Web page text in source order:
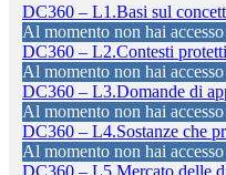
DC360 – L1.Basi sul
Al momento non hai
DC360 – L2.Contesti
Al momento non hai
DC360 – L3.Domande di
Al momento non hai
DC360 – L4.Sostanze che
Al momento non hai
DC360 – L5.Mercato delle